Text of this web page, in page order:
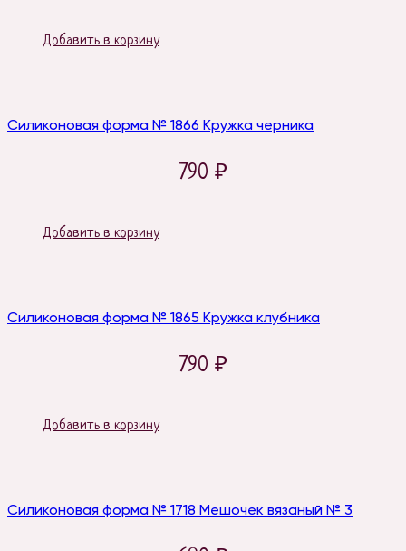
Добавить в корзину
Силиконовая форма № 1866 Кружка черника
790 ₽
Добавить в корзину
Силиконовая форма № 1865 Кружка клубника
790 ₽
Добавить в корзину
Силиконовая форма № 1718 Мешочек вязаный № 3